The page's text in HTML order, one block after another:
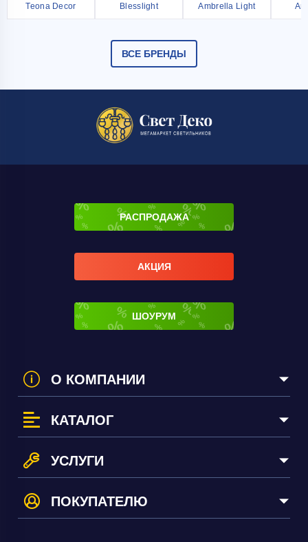
Teona Decor Blesslight Ambrella Light
ВСЕ БРЕНДЫ
РАСПРОДАЖА
АКЦИЯ
ШОУРУМ
О КОМПАНИИ
КАТАЛОГ
УСЛУГИ
ПОКУПАТЕЛЮ